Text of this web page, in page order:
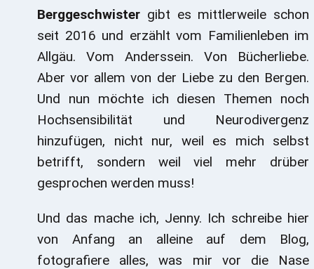
Berggeschwister gibt es mittlerweile schon
seit 2016 und erzählt vom Familienleben im
Allgäu. Vom Anderssein. Von Bücherliebe.
Aber vor allem von der Liebe zu den Bergen.
Und nun möchte ich diesen Themen noch
Hochsensibilität und Neurodivergenz
hinzufügen, nicht nur, weil es mich selbst
betrifft, sondern weil viel mehr drüber
gesprochen werden muss!
Und das mache ich, Jenny. Ich schreibe hier
von Anfang an alleine auf dem Blog,
fotografiere alles, was mir vor die Nase